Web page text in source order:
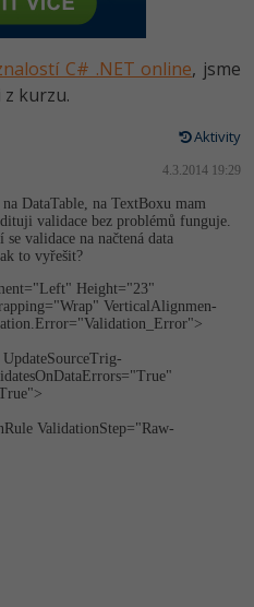
SEO
aplikací
bigdata C# .NET online, jsme
kurzu.
Aktivity
4.3.2014 19:29
DataTable, na TextBoxu mam
validace bez problémů funguje.
validace na načtená data
to vyřešit?
Height="23"
VerticalAlignmen­
ValidationStep="Raw­